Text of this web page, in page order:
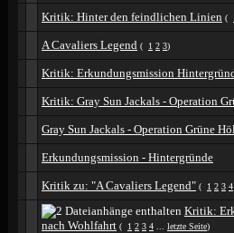
Kritik: Hinter den feindlichen Linien (
A Cavaliers Legend ( 1 2 3)
Kritik: Erkundungsmission
Kritik: Gray Sun Jackals - Operation
Gray Sun Jackals - Operation Grüne
Erkundungsmission - Hintergründe
Kritik zu: "A Cavaliers Legend" ( 1 2 3 4
Kritik:
nach Wohlfahrt ( 1 2 3 4 letzte Seite)